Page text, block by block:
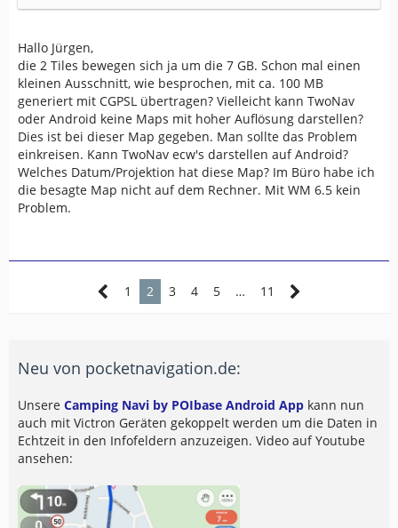
Hallo Jürgen,
die 2 Tiles bewegen sich ja um die 7 GB. Schon mal einen
kleinen Ausschnitt, wie besprochen, mit ca. 100 MB
generiert mit CGPSL übertragen? Vielleicht kann TwoNav
oder Android keine Maps mit hoher Auflösung darstellen?
Dies ist bei dieser Map gegeben. Man sollte das Problem
einkreisen. Kann TwoNav ecw's darstellen auf Android?
Welches Datum/Projektion hat diese Map? Im Büro habe ich
die besagte Map nicht auf dem Rechner. Mit WM 6.5 kein
Problem.
1 2 3 4 5 … 11
Neu von pocketnavigation.de:
Unsere Camping Navi by POIbase Android App kann nun
auch mit Victron Geräten gekoppelt werden um die Daten in
Echtzeit in den Infofeldern anzuzeigen. Video auf Youtube
ansehen: